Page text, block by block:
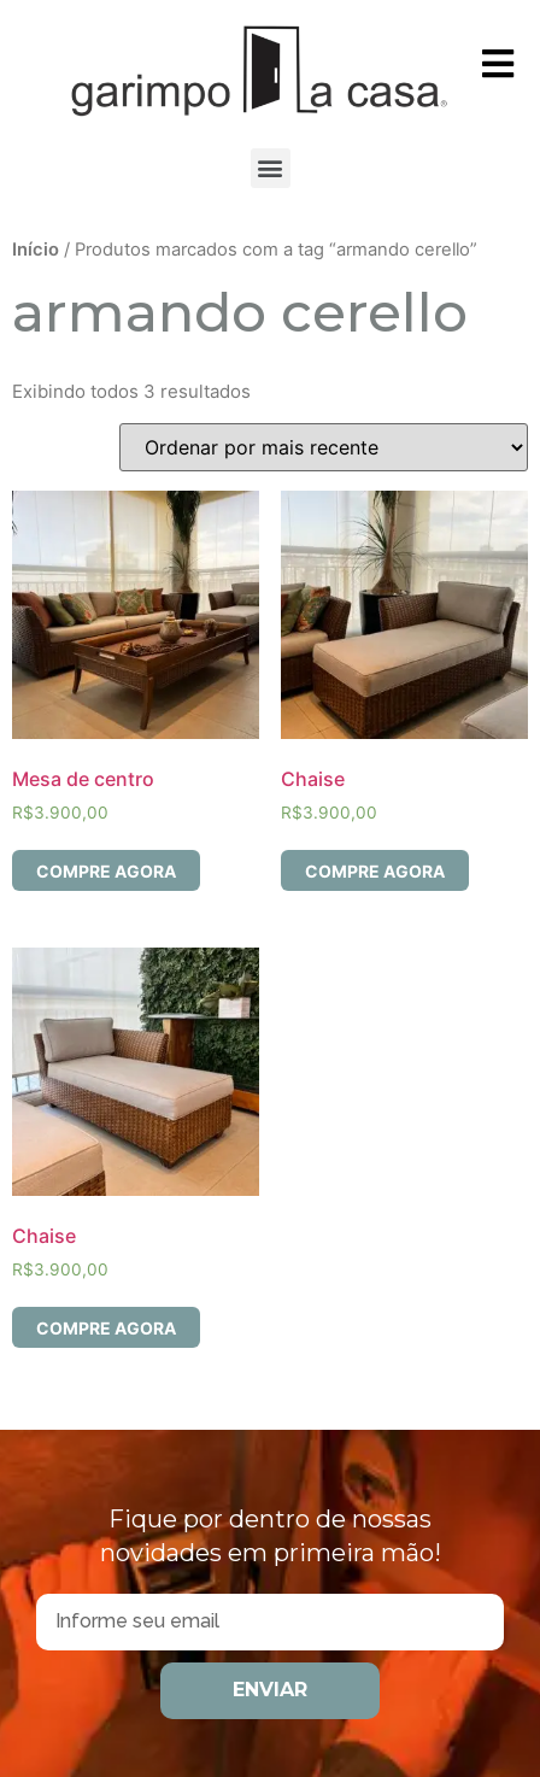
Início / Produtos marcados com a tag “armando cerello”
armando cerello
Exibindo todos 3 resultados
Mesa de centro
R$3.900,00
COMPRE AGORA
Chaise
R$3.900,00
COMPRE AGORA
Chaise
R$3.900,00
COMPRE AGORA
Fique por dentro de nossas
novidades em primeira mão!
ENVIAR